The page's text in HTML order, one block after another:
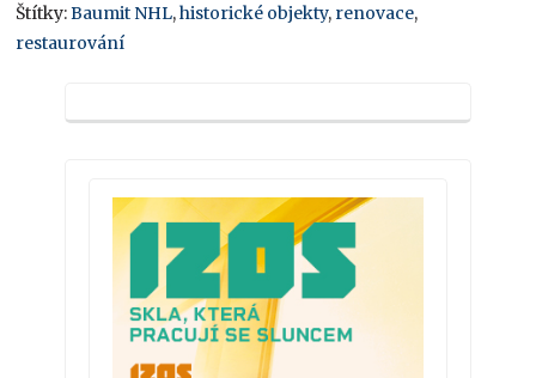
Štítky:Baumit NHL,historické objekty, renovace,
restaurování